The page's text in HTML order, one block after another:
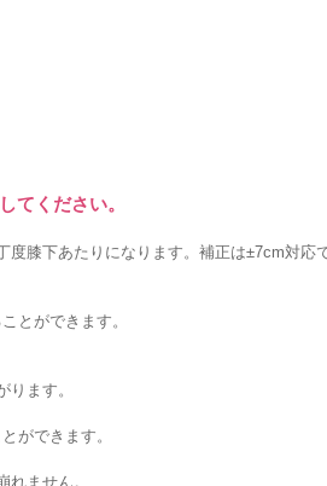
てください。
度膝下あたりになります。補正は±7cm対応
とができます。
ます。
ができます。
ません。